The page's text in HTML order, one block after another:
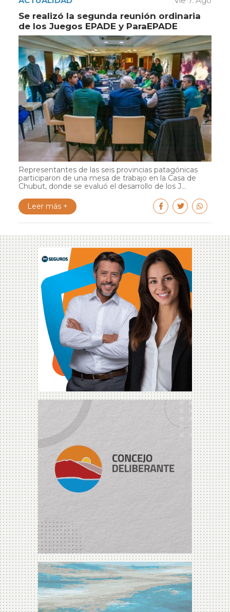
Se realizó la segunda reunión ordinaria
de los Juegos EPADE y ParaEPADE
Representantes de las seis provincias patagónicas
participaron de una mesa de trabajo en la Casa de
Chubut, donde se evaluó el desarrollo de los J...
Leer más +